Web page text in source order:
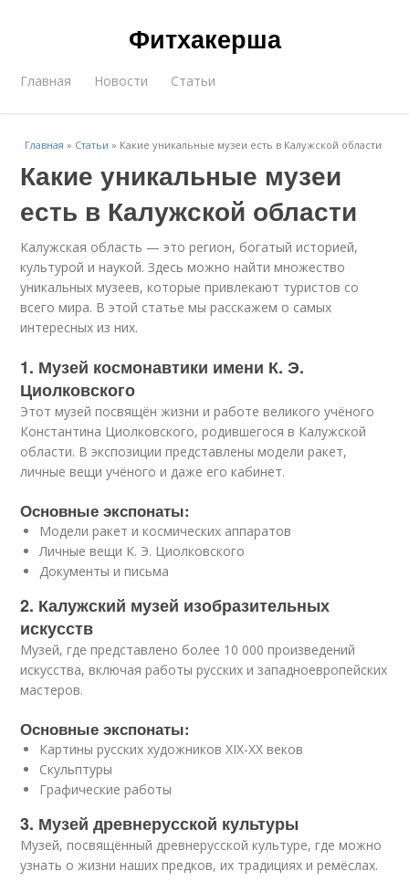
Фитхакерша
Главная Новости Статьи
Главная » Статьи » Какие уникальные музеи есть в Калужской области
Какие уникальные музеи
есть в Калужской области
Калужская область — это регион, богатый историей,
культурой и наукой. Здесь можно найти множество
уникальных музеев, которые привлекают туристов со
всего мира. В этой статье мы расскажем о самых
интересных из них.
1. Музей космонавтики имени К. Э.
Циолковского
Этот музей посвящён жизни и работе великого учёного
Константина Циолковского, родившегося в Калужской
области. В экспозиции представлены модели ракет,
личные вещи учёного и даже его кабинет.
Основные экспонаты:
Модели ракет и космических аппаратов
Личные вещи К. Э. Циолковского
Документы и письма
2. Калужский музей изобразительных
искусств
Музей, где представлено более 10 000 произведений
искусства, включая работы русских и западноевропейских
мастеров.
Основные экспонаты:
Картины русских художников XIX-XX веков
Скульптуры
Графические работы
3. Музей древнерусской культуры
Музей, посвящённый древнерусской культуре, где можно
узнать о жизни наших предков, их традициях и ремёслах.